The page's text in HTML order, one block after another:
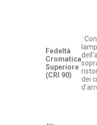
Fedeltà
Cromatica
Superiore
(CRI 90)
:
dei